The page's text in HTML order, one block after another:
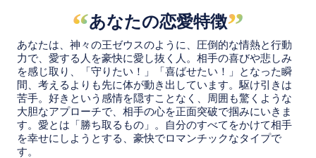
“あなたの恋愛特徴”
あなたは、神々の王ゼウスのように、圧倒的な情熱と行動
力で、愛する人を豪快に愛し抜く人。相手の喜びや悲しみ
を感じ取り、「守りたい！」「喜ばせたい！」となった瞬
間、考えるよりも先に体が動き出しています。駆け引きは
苦手。好きという感情を隠すことなく、周囲も驚くような
大胆なアプローチで、相手の心を正面突破で掴みにいきま
す。愛とは「勝ち取るもの」。自分のすべてをかけて相手
を幸せにしようとする、豪快でロマンチックなタイプで
す。